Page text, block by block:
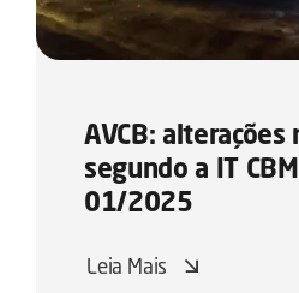
AVCB: alterações
segundo a IT
01/2025
Leia Mais